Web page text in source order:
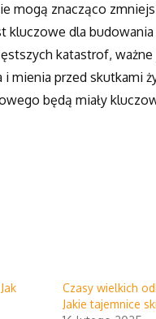
mogą znacząco
kluczowe dla
katastrof,
mienia przed skutkami
będą miały
Czasy wielkich
Jakie tajemnice